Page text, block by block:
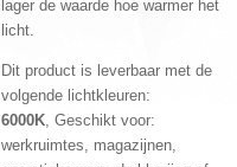
lager de waarde hoe warmer het
licht.
Dit product is leverbaar met de
volgende lichtkleuren:
6000K, Geschikt voor:
werkruimtes, magazijnen,